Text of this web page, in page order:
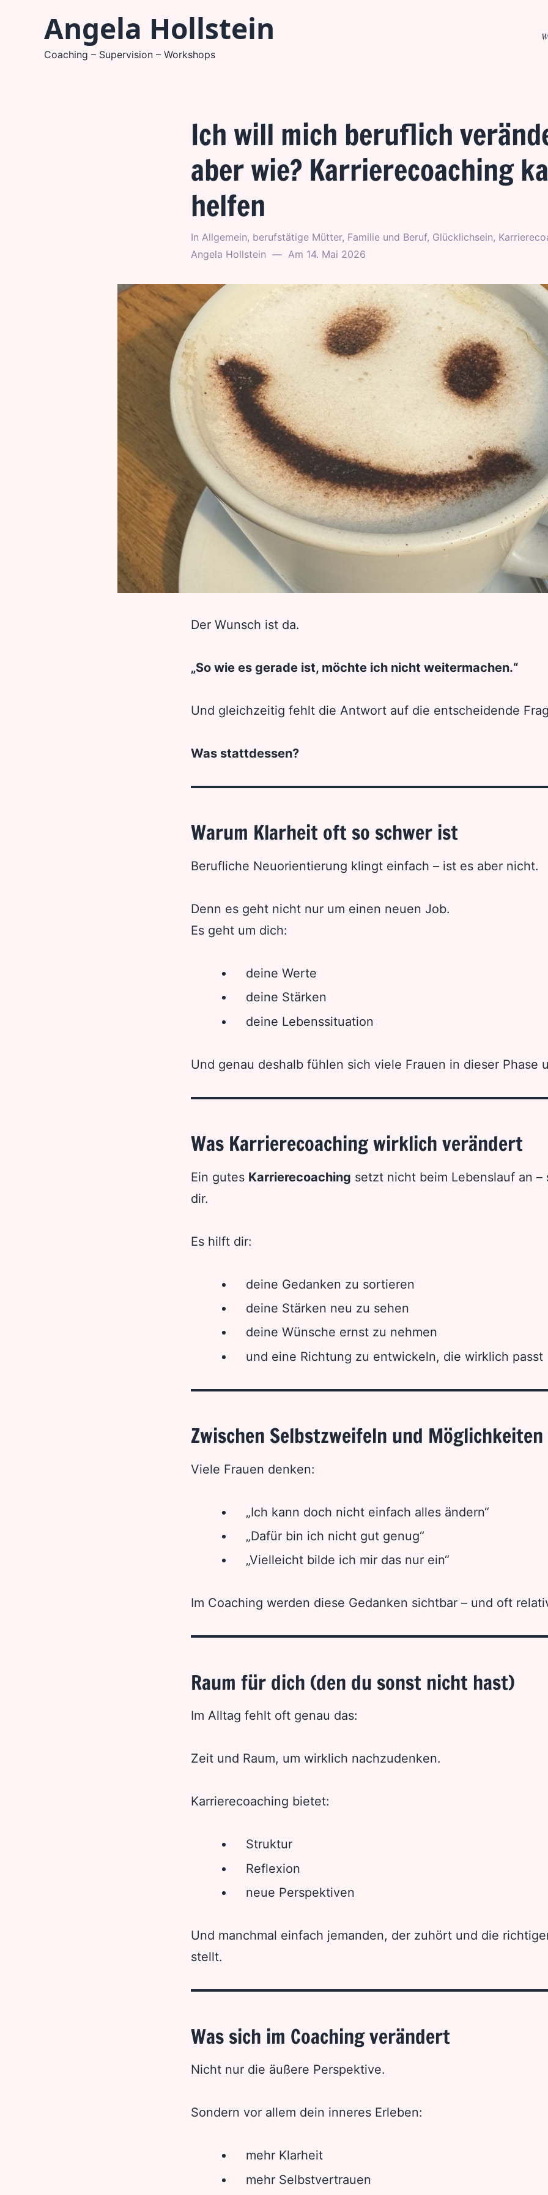
springen
Angela Hollstein
Coaching – Supervision – Workshops
Ich will mich beruflich
aber wie? Karrierecoaching
helfen
In Allgemein, berufstätige Mütter, Familie und Beruf, Glücklichsein,
Angela Hollstein
Am 14. Mai 2026
Der Wunsch ist da.
„So wie es gerade ist, möchte ich nicht weitermachen.“
Und gleichzeitig fehlt die Antwort auf die entscheidende
Was stattdessen?
Warum Klarheit oft so schwer ist
Berufliche Neuorientierung klingt einfach – ist es aber nicht.
Denn es geht nicht nur um einen neuen Job.
Es geht um dich:
deine Werte
deine Stärken
deine Lebenssituation
Und genau deshalb fühlen sich viele Frauen in dieser Phase
Was Karrierecoaching wirklich verändert
Ein gutes Karrierecoaching setzt nicht beim Lebenslauf an –
dir.
Es hilft dir:
deine Gedanken zu sortieren
deine Stärken neu zu sehen
deine Wünsche ernst zu nehmen
und eine Richtung zu entwickeln, die wirklich passt
Zwischen Selbstzweifeln und Möglichkeiten
Viele Frauen denken:
„Ich kann doch nicht einfach alles ändern“
„Dafür bin ich nicht gut genug“
„Vielleicht bilde ich mir das nur ein“
Im Coaching werden diese Gedanken sichtbar – und oft
Raum für dich (den du sonst nicht hast)
Im Alltag fehlt oft genau das:
Zeit und Raum, um wirklich nachzudenken.
Karrierecoaching bietet:
Struktur
Reflexion
neue Perspektiven
Und manchmal einfach jemanden, der zuhört und die
stellt.
Was sich im Coaching verändert
Nicht nur die äußere Perspektive.
Sondern vor allem dein inneres Erleben:
mehr Klarheit
mehr Selbstvertrauen